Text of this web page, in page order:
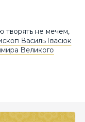
творять не мечем,
Василь Івасюк
Великого